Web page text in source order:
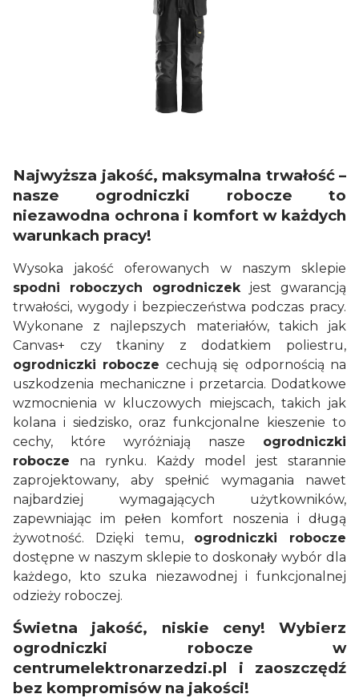
Najwyższa jakość, maksymalna trwałość –
nasze ogrodniczki robocze to
niezawodna ochrona i komfort w każdych
warunkach pracy!
Wysoka jakość oferowanych w naszym sklepie
spodni roboczych ogrodniczek jest gwarancją
trwałości, wygody i bezpieczeństwa podczas pracy.
Wykonane z najlepszych materiałów, takich jak
Canvas+ czy tkaniny z dodatkiem poliestru,
ogrodniczki robocze cechują się odpornością na
uszkodzenia mechaniczne i przetarcia. Dodatkowe
wzmocnienia w kluczowych miejscach, takich jak
kolana i siedzisko, oraz funkcjonalne kieszenie to
cechy, które wyróżniają nasze ogrodniczki
robocze na rynku. Każdy model jest starannie
zaprojektowany, aby spełnić wymagania nawet
najbardziej wymagających użytkowników,
zapewniając im pełen komfort noszenia i długą
żywotność. Dzięki temu, ogrodniczki robocze
dostępne w naszym sklepie to doskonały wybór dla
każdego, kto szuka niezawodnej i funkcjonalnej
odzieży roboczej.
Świetna jakość, niskie ceny! Wybierz
ogrodniczki robocze w
centrumelektronarzedzi.pl i zaoszczędź
bez kompromisów na jakości!